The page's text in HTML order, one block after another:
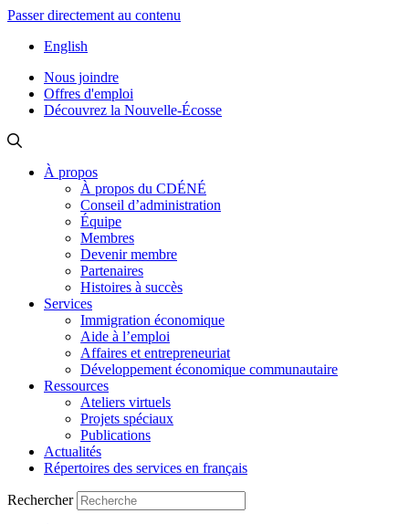
Passer directement au contenu
English
Nous joindre
Offres d'emploi
Découvrez la Nouvelle-Écosse
À propos
À propos du CDÉNÉ
Conseil d’administration
Équipe
Membres
Devenir membre
Partenaires
Histoires à succès
Services
Immigration économique
Aide à l’emploi
Affaires et entrepreneuriat
Développement économique communautaire
Ressources
Ateliers virtuels
Projets spéciaux
Publications
Actualités
Répertoires des services en français
Rechercher